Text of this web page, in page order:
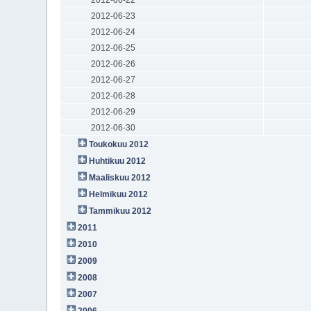
2012-06-23
2012-06-24
2012-06-25
2012-06-26
2012-06-27
2012-06-28
2012-06-29
2012-06-30
Toukokuu 2012
Huhtikuu 2012
Maaliskuu 2012
Helmikuu 2012
Tammikuu 2012
2011
2010
2009
2008
2007